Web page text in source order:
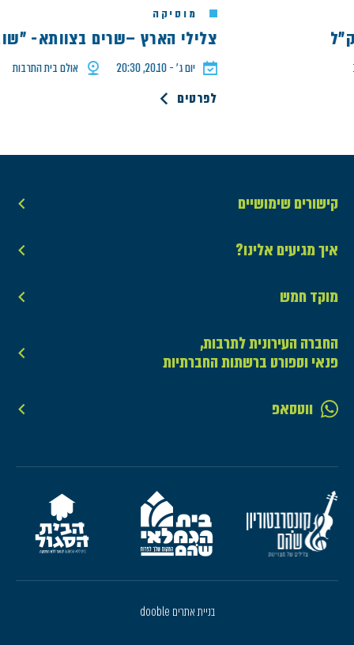
מוסיקה
צלילי הארץ –שרים בצוותא- "שוב
יום ג׳ - 20.10, 20:30 אולם בית התרבות
לפרטים
קישורים שימושיים
איך מגיעים אלינו?
מוקד חמש
החברה העירונית לתרבות,
פנאי וספורט ברשתות החברתיות
ווטסאפ
בניית אתרים dooble